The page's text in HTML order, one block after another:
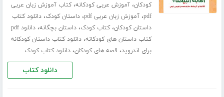
کودکان،آموزش عربی کودکانه،کتاب آموزش زبان عربی
pdf،آموزش زبان عربی pdf ،داستان کودک،دانلود کتاب
داستان کودکان،کتاب کودک،داستان بچگانه،
دانلود pdf
کتاب داستان های کودکانه،دانلود کتاب داستان کودکانه
برای اندروید، قصه های کودکان،دانلود کتاب کودک
دانلود کتاب